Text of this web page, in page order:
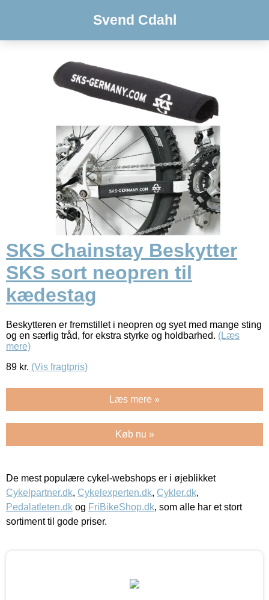
Svend Cdahl
SKS Chainstay Beskytter
SKS sort neopren til
kædestag
Beskytteren er fremstillet i neopren og syet med mange sting
og en særlig tråd, for ekstra styrke og holdbarhed. (Læs
mere)
89 kr. (Vis fragtpris)
Læs mere »
Køb nu »
De mest populære cykel-webshops er i øjeblikket
Cykelpartner.dk, Cykelexperten.dk, Cykler.dk,
Pedalatleten.dk og FriBikeShop.dk, som alle har et stort
sortiment til gode priser.